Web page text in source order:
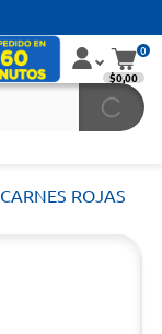
0
$0,00
CARNES ROJAS